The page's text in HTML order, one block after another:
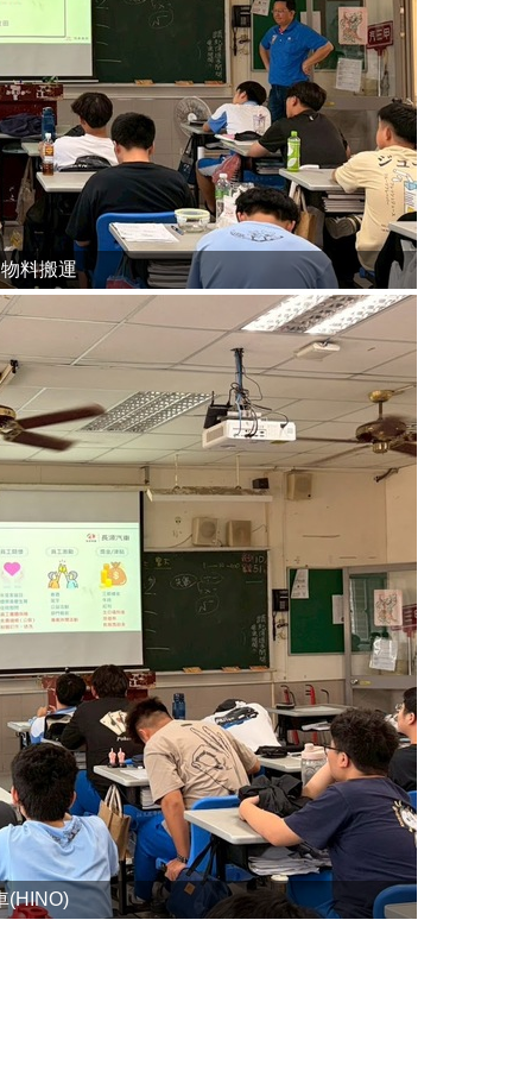
料搬運
(HINO)